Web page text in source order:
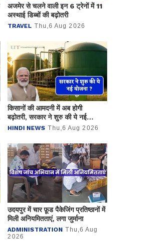
अजमेर से चलने वाली इन 6 ट्रेनों में 11
अस्थाई डिब्बों की बढ़ोतरी
TRAVEL Thu,6 Aug 2026
किसानों की आमदनी में अब होगी
बढ़ोतरी, सरकार ने शुरु की ये नई
योजना ?
HINDI NEWS Thu,6 Aug 2026
उदयपुर में चार फ़ूड पैकेजिंग प्रतिष्ठानों में
मिली अनियमितताएं, लगा जुर्माना
ADMINISTRATION Thu,6 Aug
2026